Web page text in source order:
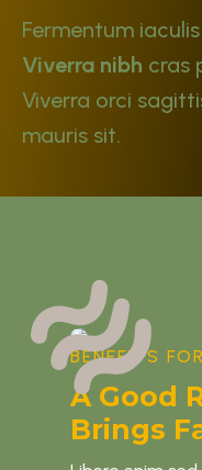
Fermentum
Viverra nibh cras
Viverra orci
mauris sit.
BENEFITS
A Good
Brings